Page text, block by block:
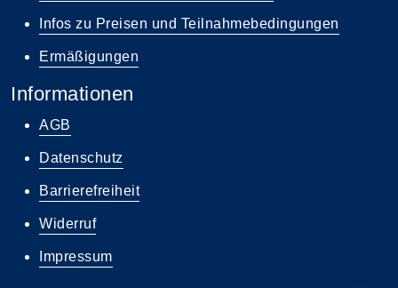
Infos zu Preisen und Teilnahmebedingungen
Ermäßigungen
Informationen
AGB
Datenschutz
Barrierefreiheit
Widerruf
Impressum